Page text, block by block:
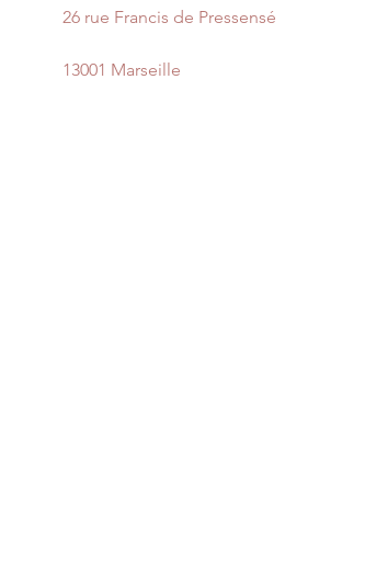
26 rue Francis de Pressensé
13001 Marseille